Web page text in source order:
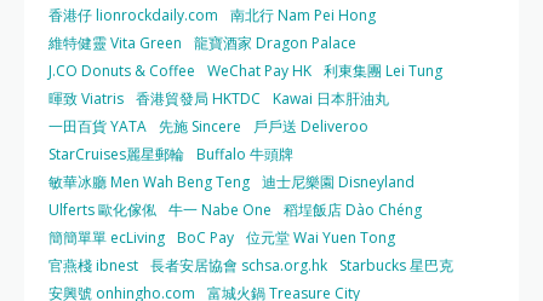
香港仔 lionrockdaily.com
南北行 Nam Pei Hong
維特健靈 Vita Green
龍寶酒家 Dragon Palace
J.CO Donuts & Coffee
WeChat Pay HK 利東集團 Lei Tung
暉致 Viatris 香港貿發局 HKTDC
Kawai 日本肝油丸
一田百貨 YATA 先施 Sincere
戶戶送 Deliveroo
StarCruises麗星郵輪 Buffalo 牛頭牌
敏華冰廳 Men Wah Beng Teng 迪士尼樂園 Disneyland
Ulferts 歐化傢俬 牛一 Nabe One
稻埕飯店 Dào Chéng
簡簡單單 ecLiving BoC Pay 位元堂 Wai Yuen Tong
官燕棧 ibnest 長者安居協會 schsa.org.hk
Starbucks 星巴克
安興號 onhingho.com
富城火鍋 Treasure City